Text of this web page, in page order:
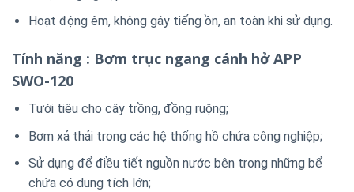
Hoạt động êm, không gây tiếng ồn, an toàn khi sử dụng.
Tính năng : Bơm trục ngang cánh hở APP
SWO-120
Tưới tiêu cho cây trồng, đồng ruộng;
Bơm xả thải trong các hệ thống hồ chứa công nghiệp;
Sử dụng để điều tiết nguồn nước bên trong những bể
chứa có dung tích lớn;